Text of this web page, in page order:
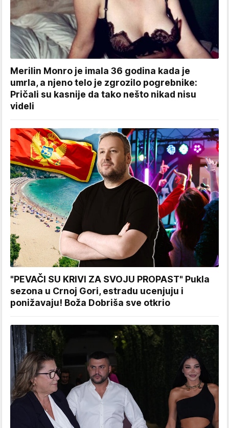
Merilin Monro je imala 36 godina kada je
umrla, a njeno telo je zgrozilo pogrebnike:
Pričali su kasnije da tako nešto nikad nisu
videli
"PEVAČI SU KRIVI ZA SVOJU PROPAST" Pukla
sezona u Crnoj Gori, estradu ucenjuju i
ponižavaju! Boža Dobriša sve otkrio